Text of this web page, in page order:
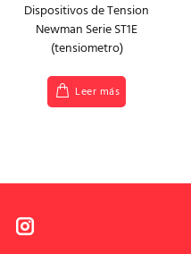
Dispositivos de Tension
Newman Serie ST1E
(tensiometro)
Leer más